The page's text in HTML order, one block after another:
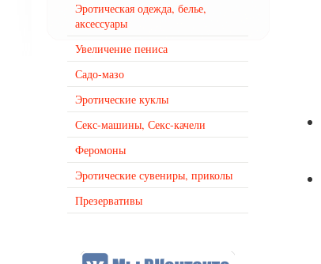
Эротическая одежда, белье,
аксессуары
Увеличение пениса
Садо-мазо
Эротические куклы
Секс-машины, Секс-качели
Феромоны
Эротические сувениры, приколы
Презервативы